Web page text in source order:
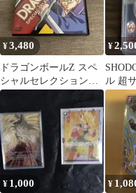
¥3,480
ドラゴンボールZ スペ
シャルセレクション
DVD バーダック トラ
¥
ル 超
ク フ
¥ 1,000 ¥